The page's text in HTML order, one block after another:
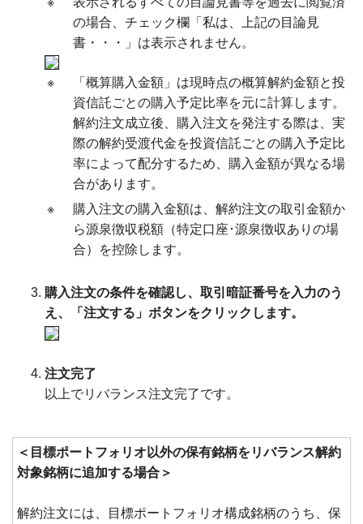
の場合、チェック欄「私は、上記の目論見
書・・・」は表示されません。
※
「概算購入金額」は現時点の概算解約金額と投
資信託ごとの購入予定比率を元に計算します。
解約注文成立後、購入注文を発注する際は、実
際の解約受渡代金を投資信託ごとの購入予定比
率によって配分するため、購入金額が異なる場
合があります。
※
購入注文の購入金額は、解約注文の取引金額か
ら源泉徴収税額（特定口座･源泉徴収ありの場
合）を控除します。
購入注文の条件を確認し、取引暗証番号を入力のう
え、「注文する」ボタンをクリックします。
注文完了
以上でリバランス注文完了です。
＜目標ポートフォリオ以外の保有銘柄をリバランス解約
対象銘柄に追加する場合＞
解約注文には、目標ポートフォリオ構成銘柄のうち、保